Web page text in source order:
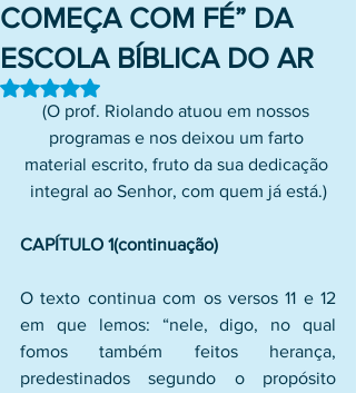
COMEÇA COM FÉ” DA
ESCOLA BÍBLICA DO AR
Avaliado com NaN de 5 estrelas.
(O prof. Riolando atuou em nossos
programas e nos deixou um farto
material escrito, fruto da sua dedicação
integral ao Senhor, com quem já está.)
CAPÍTULO 1(continuação)
O texto continua com os versos 11 e 12
em que lemos: “nele, digo, no qual
fomos também feitos herança,
predestinados segundo o propósito